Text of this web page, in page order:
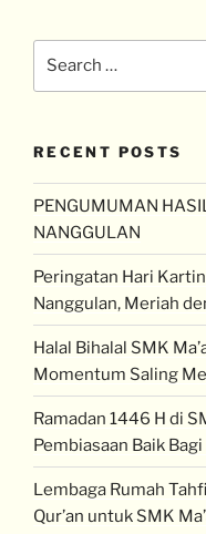
RECENT POSTS
PENGUMUMAN
NANGGULAN
Peringatan Hari
Nanggulan, Meriah
Halal Bihalal SMK
Momentum Saling
Ramadan 1446 H di
Pembiasaan Baik
Lembaga Rumah
Qur’an untuk SMK